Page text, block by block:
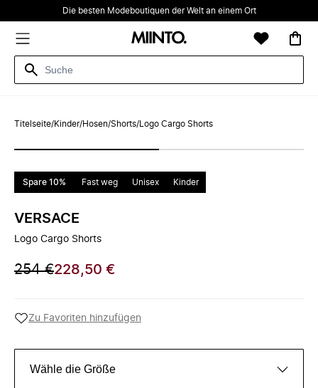
Die besten Modeboutiquen der Welt an einem Ort
Titelseite/Kinder/Hosen/Shorts/ Logo Cargo Shorts
Spare 10% Fast weg Unisex Kinder
VERSACE
Logo Cargo Shorts
254 €228,50 €
Zu Favoriten hinzufügen
Wähle die Größe